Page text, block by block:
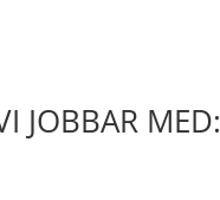
JOBBAR MED: